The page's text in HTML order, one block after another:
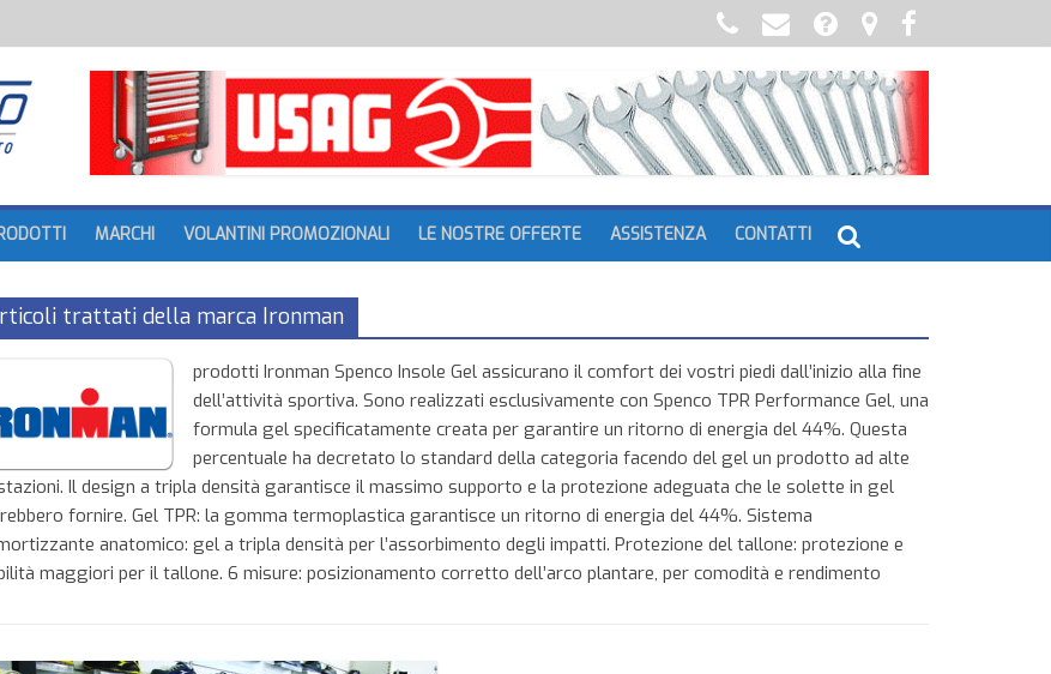
MARCHI VOLANTINI PROMOZIONALI LE NOSTRE OFFERTE ASSISTENZA CONTATTI
trattati della marca Ironman
prodotti Ironman Spenco Insole Gel assicurano il comfort dei vostri piedi dall’inizio alla fine
dell’attività sportiva. Sono realizzati esclusivamente con Spenco TPR Performance Gel, una
formula gel specificatamente creata per garantire un ritorno di energia del 44%. Questa
percentuale ha decretato lo standard della categoria facendo del gel un prodotto ad alte
Il design a tripla densità garantisce il massimo supporto e la protezione adeguata che le solette in gel
fornire. Gel TPR: la gomma termoplastica garantisce un ritorno di energia del 44%. Sistema
anatomico: gel a tripla densità per l’assorbimento degli impatti. Protezione del tallone: protezione e
maggiori per il tallone. 6 misure: posizionamento corretto dell’arco plantare, per comodità e rendimento